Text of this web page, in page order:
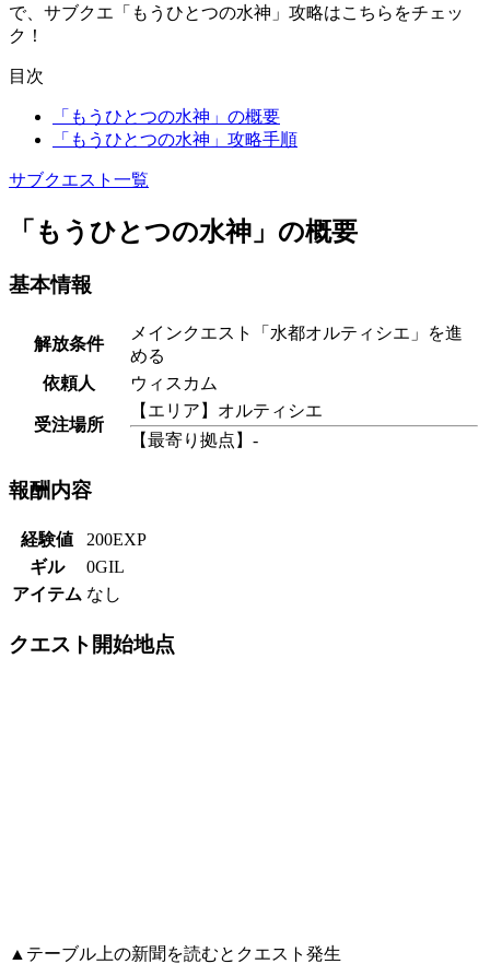
で、サブクエ「もうひとつの水神」攻略はこちらをチェッ
ク！
目次
「もうひとつの水神」の概要
「もうひとつの水神」攻略手順
サブクエスト一覧
「もうひとつの水神」の概要
基本情報
解放条件
メインクエスト「水都オルティシエ」を進
める
依頼人
ウィスカム
受注場所
【エリア】オルティシエ
【最寄り拠点】-
報酬内容
経験値
200EXP
ギル
0GIL
アイテム なし
クエスト開始地点
▲テーブル上の新聞を読むとクエスト発生